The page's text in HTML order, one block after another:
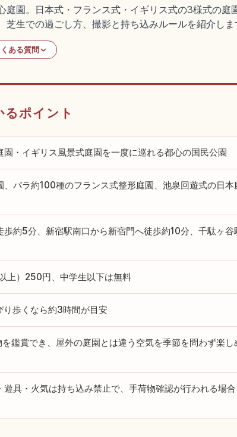
園。日本式・フランス式・イギリス式の3様式の庭
生での過ごし方、撮影と持ち込みルールを紹介しま
ある質問
ポイント
・イギリス風景式庭園を一度に巡れる都心の国民公園
バラ約100種のフランス式整形庭園、池泉回遊式の日本
約5分、新宿駅南口から新宿門へ徒歩約10分、千駄ヶ谷
上）250円、中学生以下は無料
歩くなら約3時間が目安
鑑賞でき、屋外の庭園とは違う空気を季節を問わず楽し
具・火気は持ち込み禁止で、手荷物確認が行われる場合